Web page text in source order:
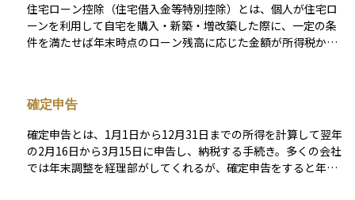
住宅ローン控除（住宅借入金等特別控除）とは、個人が住宅ロ
ーンを利用して自宅を購入・新築・増改築した際に、一定の条
件を満たせば年末時点のローン残高に応じた金額が所得税から
宅区分ごとに定められた借入限度額までが対象となります。控
除しきれなかった分は翌年度の住民税からも一定額控除されま
す。 適用を受けるにはいくつかの条件があります。主な要件
は、①自ら居住すること、②取得から6か月以内に入居し年末ま
で継続居住すること、③床面積が50㎡以上（一定要件を満たせ
確定申告
確定申告とは、1月1日から12月31日までの所得を計算して翌年
の2月16日から3月15日に申告し、納税する手続き。多くの会社
では年末調整を経理部がしてくれるが、確定申告をすると年末